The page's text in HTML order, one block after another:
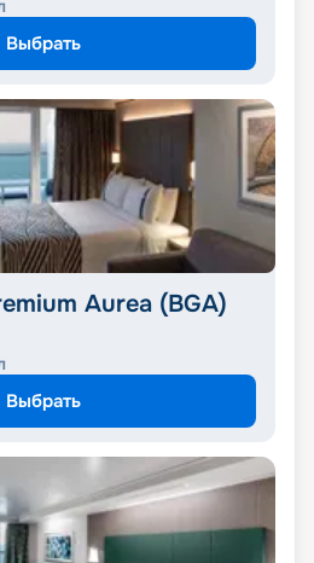
Выбрать
Aurea (BGA)
Выбрать